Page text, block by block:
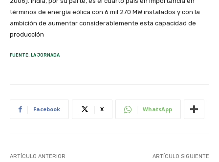
términos de energía eólica con 6 mil 270 MW instalados y con la
ambición de aumentar considerablemente esta capacidad de
producción
FUENTE: LA JORNADA
Facebook X WhatsApp
ARTÍCULO ANTERIOR ARTÍCULO SIGUIENTE